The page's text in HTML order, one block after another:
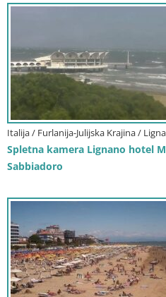
Italija / Furlanija-Julijska Krajina /
Spletna kamera Lignano hotel
Sabbiadoro